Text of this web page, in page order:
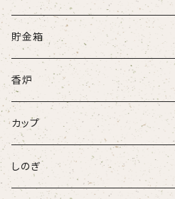
牛
ネコ
ウサギ
パンダ
貯金箱
香炉
カップ
しのぎ